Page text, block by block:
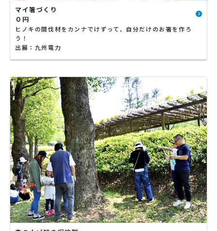
マイ箸づくり
０円
ヒノキの間伐材をカンナでけずって、自分だけのお箸を作ろ
う！
出展：九州電力